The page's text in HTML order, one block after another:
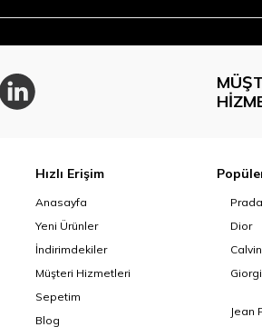
Hızlı Erişim
Anasayfa
Yeni Ürünler
İndirimdekiler
Müşteri Hizmetleri
Sepetim
Blog
Prada
Dior
Jean